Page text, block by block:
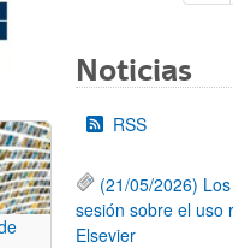
Noticias
RSS
(21/05/2026)
sesión sobre el uso
Elsevier